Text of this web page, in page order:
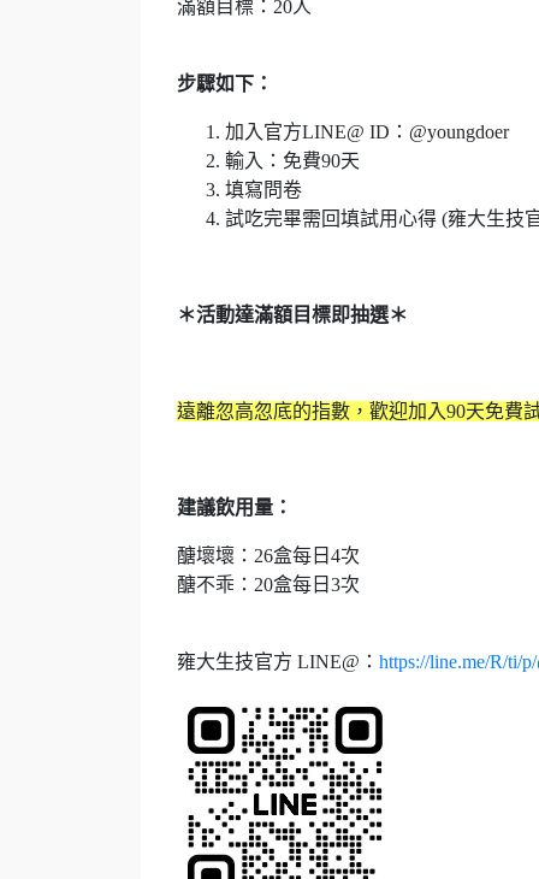
滿額目標：20人
步驟如下：
加入官方LINE@ ID：@youngdoer
輸入：免費90天
填寫問卷
試吃完畢需回填試用心得 (雍大生技
＊活動達滿額目標即抽選＊
遠離忽高忽底的指數，歡迎加入90天免費
建議飲用量：
醣壞壞：26盒每日4次
醣不乖：20盒每日3次
雍大生技官方 LINE@： https://line.me/R/ti/